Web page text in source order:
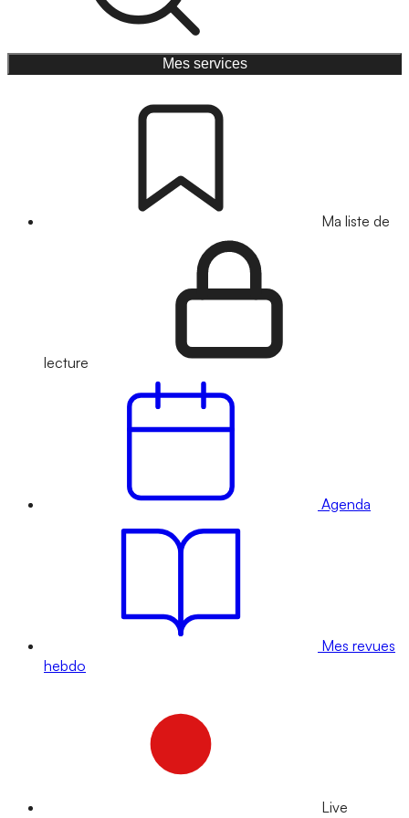
Mes services
Ma liste de
lecture
Agenda
Mes revues
hebdo
Live